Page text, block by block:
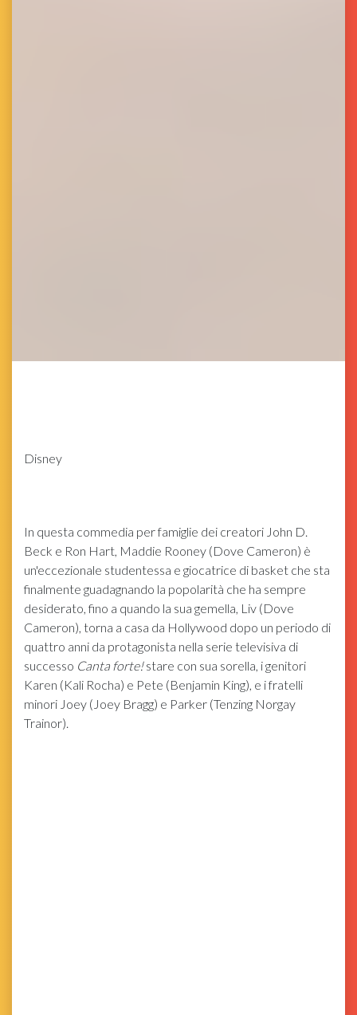
Disney
In questa commedia per famiglie dei creatori John D.
Beck e Ron Hart, Maddie Rooney (Dove Cameron) è
un'eccezionale studentessa e giocatrice di basket che sta
finalmente guadagnando la popolarità che ha sempre
desiderato, fino a quando la sua gemella, Liv (Dove
Cameron), torna a casa da Hollywood dopo un periodo di
quattro anni da protagonista nella serie televisiva di
successo Canta forte! stare con sua sorella, i genitori
Karen (Kali Rocha) e Pete (Benjamin King), e i fratelli
minori Joey (Joey Bragg) e Parker (Tenzing Norgay
Trainor).